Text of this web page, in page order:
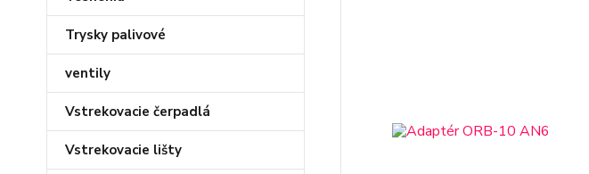
Trysky palivové
ventily
Vstrekovacie čerpadlá
Vstrekovacie lišty